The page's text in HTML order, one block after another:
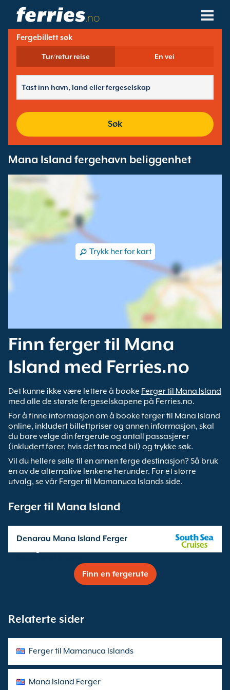
.no
Fergeselskaper
Ferge Destinasjoner
Fergehavner
Fergebillett søk
Tur/retur reise En vei
Søk
Mana Island fergehavn beliggenhet
Trykk her for kart
Finn ferger til Mana
Island med Ferries.no
Det kunne ikke være lettere å booke Ferger til Mana Island
med alle de største fergeselskapene på Ferries.no.
For å finne informasjon om å booke ferger til Mana Island
online, inkludert billettpriser og annen informasjon, skal
du bare velge din fergerute og antall passasjerer
(inkludert fører, hvis det tas med bil) og trykke søk.
Vil du hellere seile til en annen ferge destinasjon? Så bruk
en av de alternative lenkene herunder. For et større
utvalg, se vår Ferger til Mamanuca Islands side.
Ferger til Mana Island
Denarau Mana Island Ferger
Finn en fergerute
Relaterte sider
Ferger til Mamanuca Islands
Mana Island Ferger